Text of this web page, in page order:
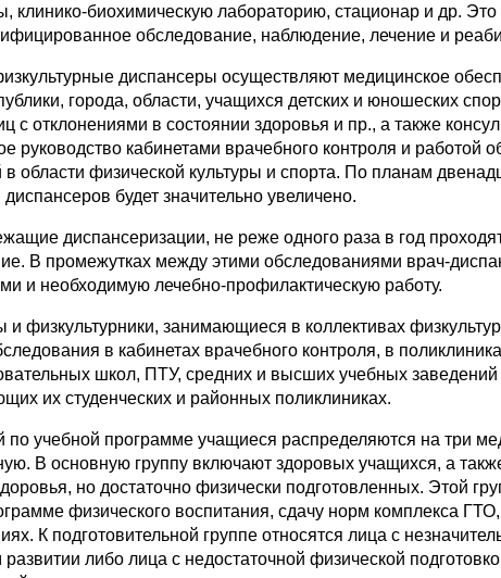
клинико-биохимическую лабораторию, стационар и др.
обследование, наблюдение, лечение и
диспансеры осуществляют медицинское
города, области, учащихся детских и юношеских
с отклонениями в состоянии здоровья и пр., а также
руководство кабинетами врачебного контроля и работой
области физической культуры и спорта. По планам
диспансеров будет значительно увеличено.
диспансеризации, не реже одного раза в год
В промежутках между этими обследованиями врач-
и необходимую лечебно-профилактическую работу.
и физкультурники, занимающиеся в коллективах
в кабинетах врачебного контроля, в
школ, ПТУ, средних и высших учебных
их студенческих и районных поликлиниках.
по учебной программе учащиеся распределяются на три
В основную группу включают здоровых учащихся, а
но достаточно физически подготовленных. Этой
физического воспитания, сдачу норм комплекса
К подготовительной группе относятся лица с
либо лица с недостаточной физической